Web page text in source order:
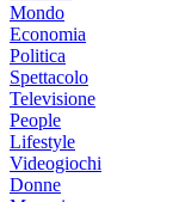
Mondo
Economia
Politica
Spettacolo
Televisione
People
Lifestyle
Videogiochi
Donne